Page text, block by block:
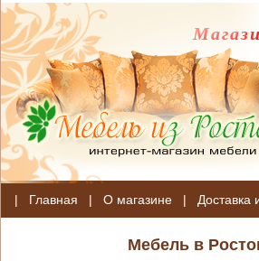
| Главная | О магазине | Доставка
Мебель в